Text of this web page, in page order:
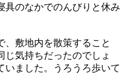
具のなかでのんびりと休み
、敷地内を散策すること
じ気持ちだったのでしょ
いました。うろうろ歩いて